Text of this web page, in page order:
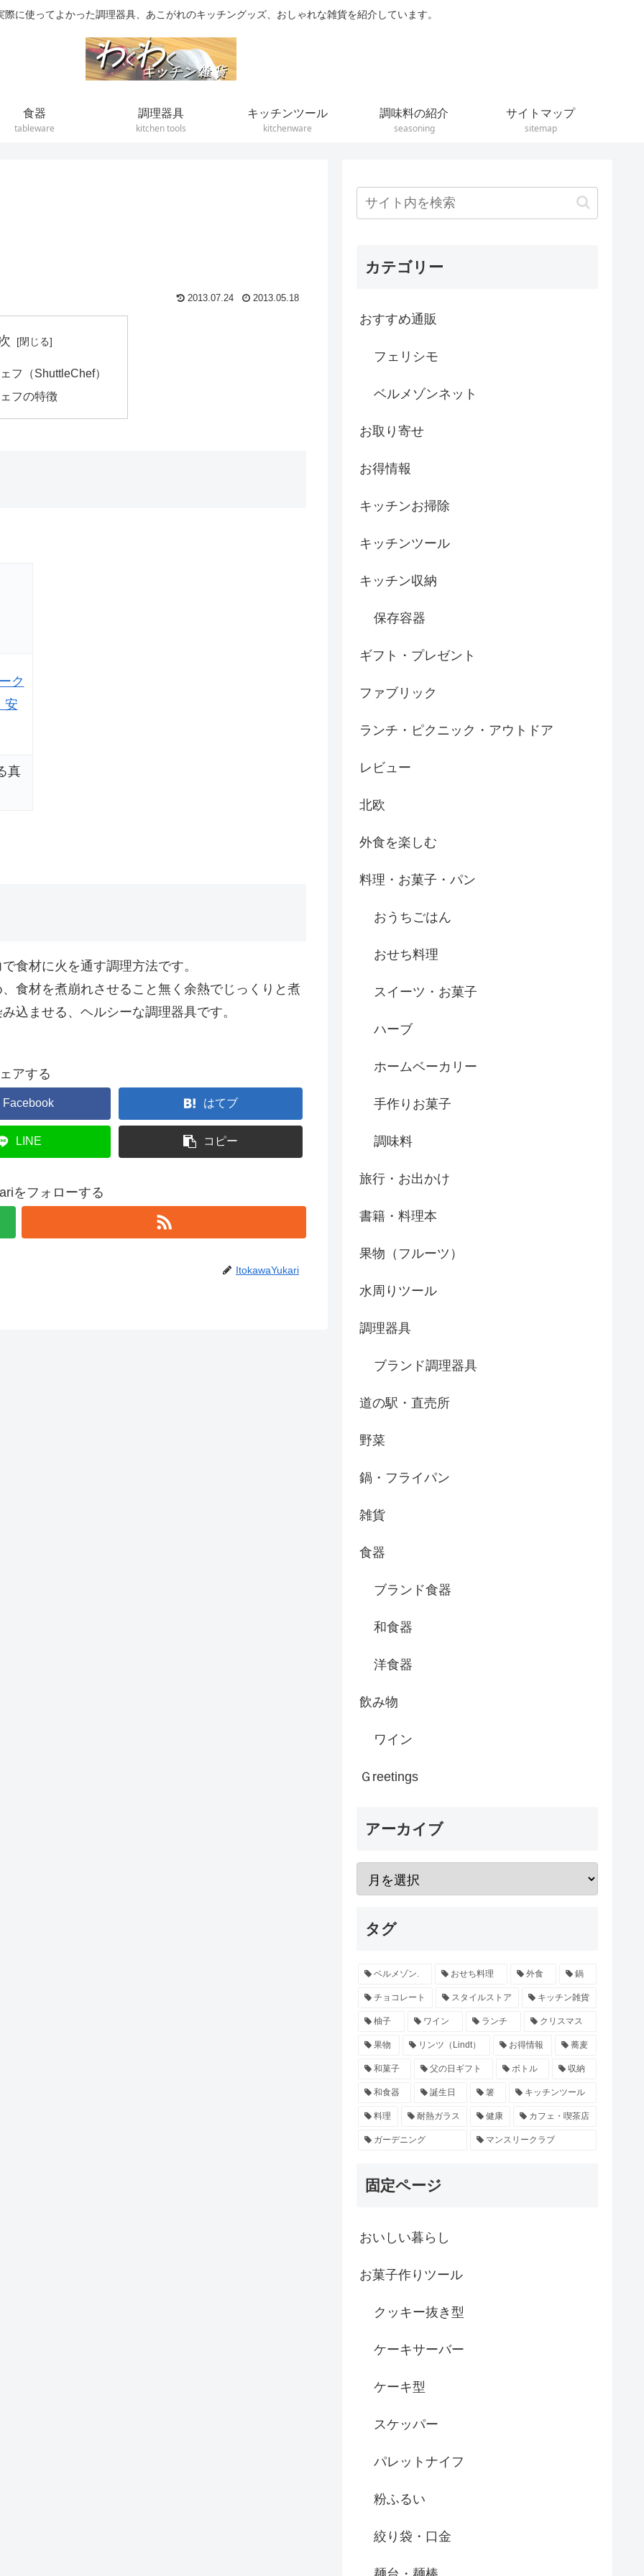
に使ってよかった調理器具、あこがれのキッチングッズ、おしゃれな雑貨を紹介しています。
食器
tableware
調理器具
kitchen tools
キッチンツール
kitchenware
調味料の紹介
seasoning
サイトマップ
sitemap
2013.07.24 2013.05.18
フ（ShuttleChef）
フの特徴
ク
安
真
食材に火を通す調理方法です。
食材を煮崩れさせること無く余熱でじっくりと煮
込ませる、ヘルシーな調理器具です。
アする
Facebook はてブ
LINE コピー
をフォローする
ItokawaYukari
カテゴリー
おすすめ通販
フェリシモ
ベルメゾンネット
お取り寄せ
お得情報
キッチンお掃除
キッチンツール
キッチン収納
保存容器
ギフト・プレゼント
ファブリック
ランチ・ピクニック・アウトドア
レビュー
北欧
外食を楽しむ
料理・お菓子・パン
おうちごはん
おせち料理
スイーツ・お菓子
ハーブ
ホームベーカリー
手作りお菓子
調味料
旅行・お出かけ
書籍・料理本
果物（フルーツ）
水周りツール
調理器具
ブランド調理器具
道の駅・直売所
野菜
鍋・フライパン
雑貨
食器
ブランド食器
和食器
洋食器
飲み物
ワイン
Ｇreetings
アーカイブ
タグ
ベルメゾン. おせち料理 外食 鍋
チョコレート スタイルストア キッチン雑貨
柚子 ワイン ランチ クリスマス
果物 リンツ（Lindt） お得情報 蕎麦
和菓子 父の日ギフト ボトル 収納
和食器 誕生日 箸 キッチンツール
料理 耐熱ガラス 健康 カフェ・喫茶店
ガーデニング マンスリークラブ
固定ページ
おいしい暮らし
お菓子作りツール
クッキー抜き型
ケーキサーバー
ケーキ型
スケッパー
パレットナイフ
粉ふるい
絞り袋・口金